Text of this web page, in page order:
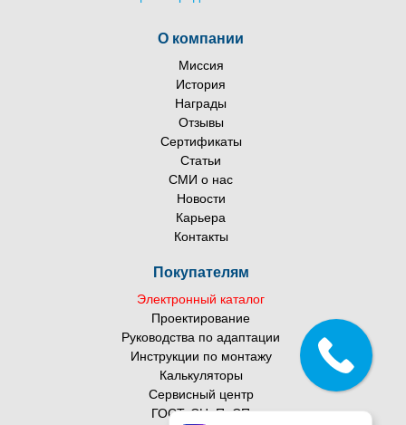
О компании
Миссия
История
Награды
Отзывы
Сертификаты
Статьи
СМИ о нас
Новости
Карьера
Контакты
Покупателям
Электронный каталог
Проектирование
Руководства по адаптации
Инструкции по монтажу
Калькуляторы
Сервисный центр
ГОСТ, СНиП, СП